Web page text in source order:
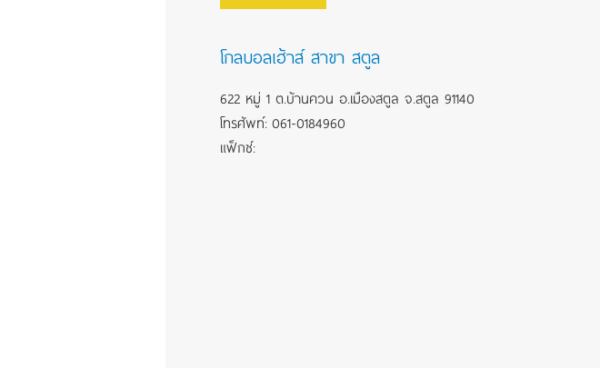
โกลบอลเฮ้าส์ สาขา สตูล
622 หมู่ 1 ต.บ้านควน อ.เมืองสตูล จ.สตูล 91140
โทรศัพท์: 061-0184960
แฟ็กซ์: